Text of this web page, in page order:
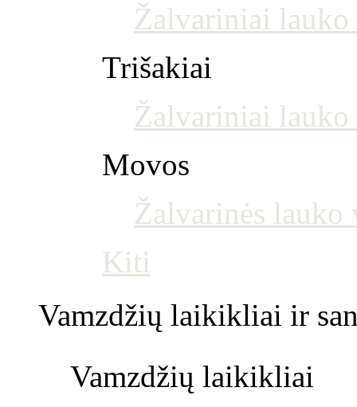
Žalvariniai
Trišakiai
Žalvariniai
Movos
Žalvarinės lauko
Kiti
Vamzdžių laikikliai ir
Vamzdžių laikikliai